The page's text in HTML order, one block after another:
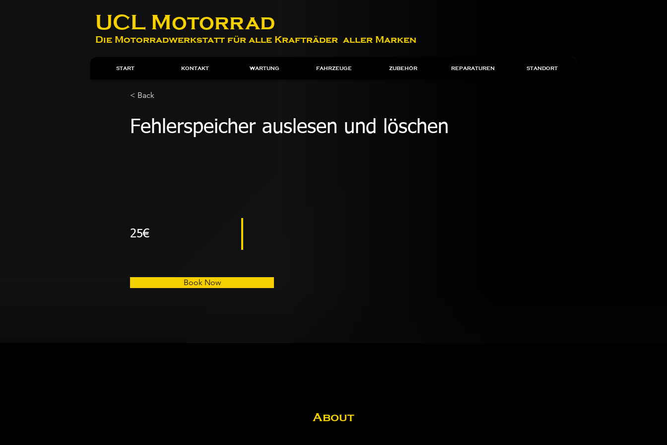
UCL Motorrad
Die Motorradwerkstatt für alle Krafträder aller Marken
START KONTAKT WARTUNG FAHRZEUGE ZUBEHÖR REPARATUREN STANDORT
< Back
Fehlerspeicher auslesen und löschen
25€
Book Now
About